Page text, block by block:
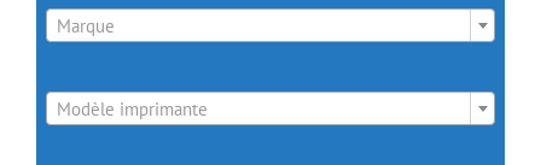
Marque
Modèle imprimante